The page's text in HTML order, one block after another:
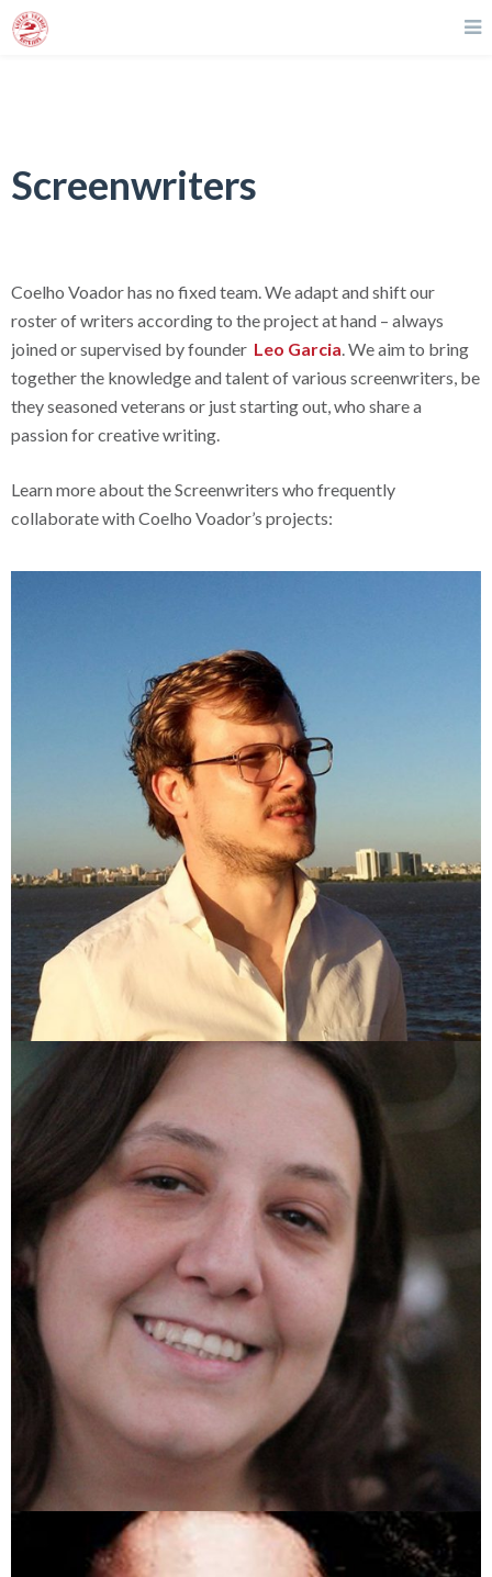
Screenwriters
Coelho Voador has no fixed team. We adapt and shift our
roster of writers according to the project at hand – always
joined or supervised by founder Leo Garcia. We aim to bring
together the knowledge and talent of various screenwriters, be
they seasoned veterans or just starting out, who share a
passion for creative writing.
Learn more about the Screenwriters who frequently
collaborate with Coelho Voador’s projects: